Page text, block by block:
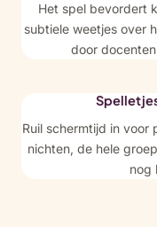
Het spel bevordert
subtiele weetjes over
door
Ruil schermtijd in voor
nichten, de hele
nog